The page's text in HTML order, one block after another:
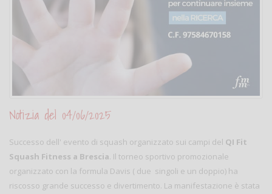
Notizia del 04/06/2025
Successo dell' evento di squash organizzato sui campi del QI Fit
Squash Fitness a Brescia. Il torneo sportivo promozionale
organizzato con la formula Davis ( due singoli e un doppio) ha
riscosso grande successo e divertimento. La manifestazione è stata